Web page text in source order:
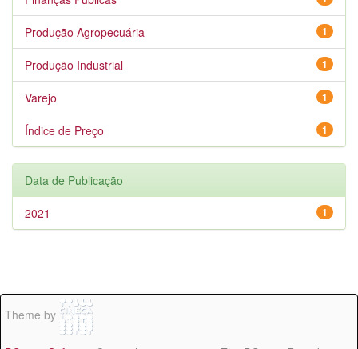
1
Produção Agropecuária
1
Produção Industrial
1
Varejo
1
Índice de Preço
Data de Publicação
1
2021
Theme by